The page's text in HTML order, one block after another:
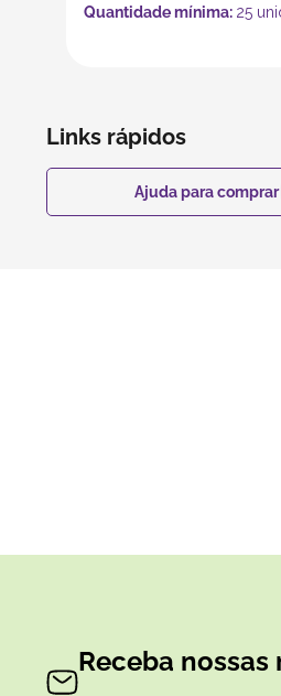
Quantidade mínima: 25
Links rápidos
Ajuda para comprar
Receba